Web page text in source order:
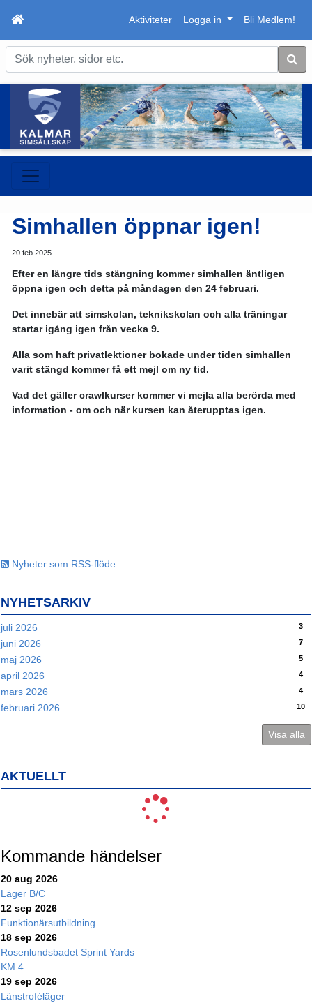
Aktiviteter Logga in Bli Medlem!
Sök
Nyheter som RSS-flöde
NYHETSARKIV
juli 2026 3
juni 2026 7
maj 2026 5
april 2026 4
mars 2026 4
februari 2026 10
Visa alla
AKTUELLT
Kommande händelser
20 aug 2026
Läger B/C
12 sep 2026
Funktionärsutbildning
18 sep 2026
Rosenlundsbadet Sprint Yards
KM 4
19 sep 2026
Länstroféläger
Simhallen öppnar igen!
20 feb 2025
Efter en längre tids stängning kommer simhallen äntligen
öppna igen och detta på måndagen den 24 februari.
Det innebär att simskolan, teknikskolan och alla träningar
startar igång igen från vecka 9.
Alla som haft privatlektioner bokade under tiden simhallen
varit stängd kommer få ett mejl om ny tid.
Vad det gäller crawlkurser kommer vi mejla alla berörda med
information - om och när kursen kan återupptas igen.